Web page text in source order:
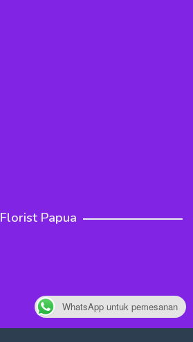
Florist Papua
WhatsApp untuk pemesanan